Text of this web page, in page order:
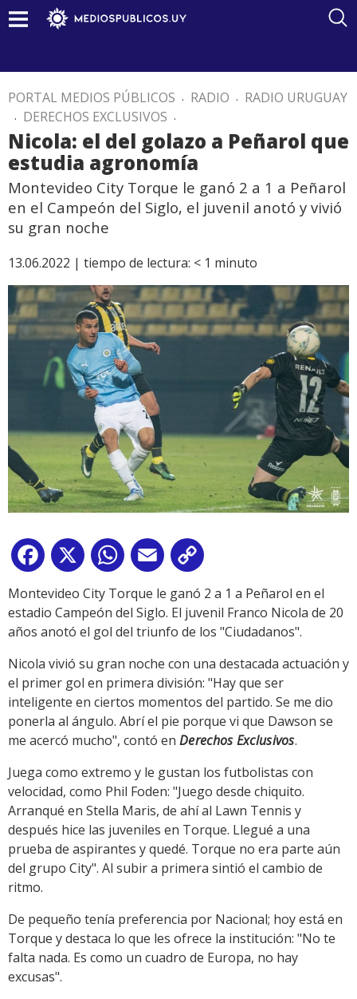
PORTAL MEDIOS PÚBLICOS . RADIO . RADIO URUGUAY
. DERECHOS EXCLUSIVOS .
Nicola: el del golazo a Peñarol que
estudia agronomía
Montevideo City Torque le ganó 2 a 1 a Peñarol
en el Campeón del Siglo, el juvenil anotó y vivió
su gran noche
13.06.2022 | tiempo de lectura: < 1 minuto
Facebook
X WhatsApp
Email
Link
Montevideo City Torque le ganó 2 a 1 a Peñarol en el
estadio Campeón del Siglo. El juvenil Franco Nicola de 20
años anotó el gol del triunfo de los "Ciudadanos".
Nicola vivió su gran noche con una destacada actuación y
el primer gol en primera división: "Hay que ser
inteligente en ciertos momentos del partido. Se me dio
ponerla al ángulo. Abrí el pie porque vi que Dawson se
me acercó mucho", contó en Derechos Exclusivos.
Juega como extremo y le gustan los futbolistas con
velocidad, como Phil Foden: "Juego desde chiquito.
Arranqué en Stella Maris, de ahí al Lawn Tennis y
después hice las juveniles en Torque. Llegué a una
prueba de aspirantes y quedé. Torque no era parte aún
del grupo City". Al subir a primera sintió el cambio de
ritmo.
De pequeño tenía preferencia por Nacional; hoy está en
Torque y destaca lo que les ofrece la institución: "No te
falta nada. Es como un cuadro de Europa, no hay
excusas".